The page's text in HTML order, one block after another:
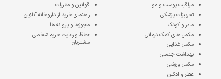
مراقبت پوست و مو
تجهیزات پزشکی
مادر و کودک
مکمل های کمک درمانی
مکمل غذایی
بهداشت جنسی
مکمل ورزشی
عطر و ادکلن
قوانین و مقررات
راهنمای خرید از داروخانه آنلاین
مجوزها و پروانه ها
حفظ و رعایت حریم شخصی
مشتریان